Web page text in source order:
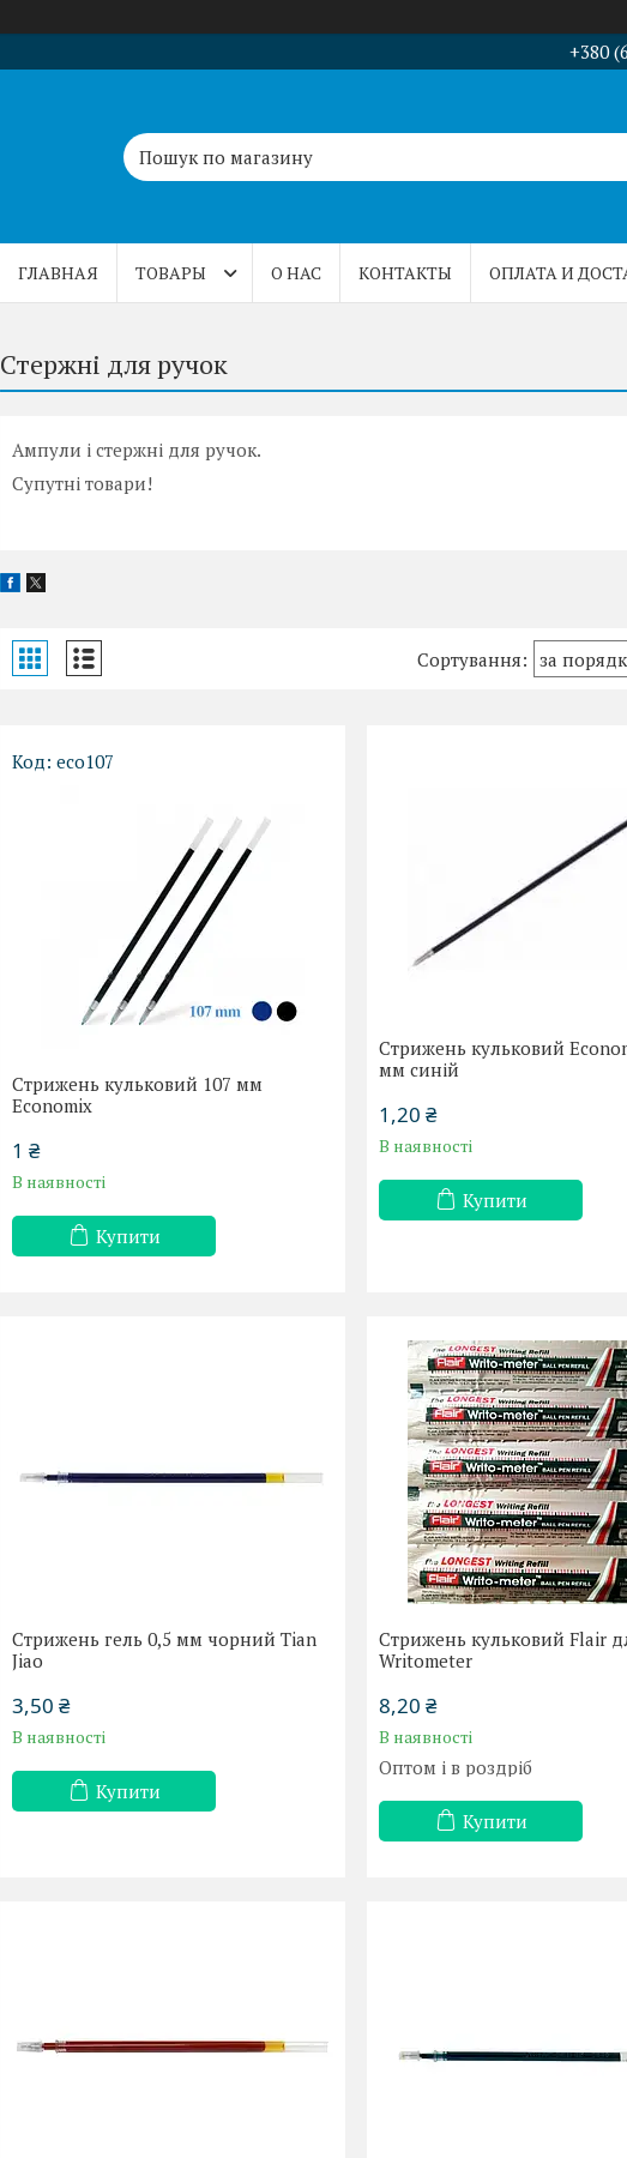
+380
ГЛАВНАЯ ТОВАРЫ О НАС КОНТАКТЫ ОПЛАТА И
Стержні для ручок
Ампули і стержні для ручок.
Супутні товари!
eco107
Стрижень кульковий 107 мм
Economix
1 ₴
В наявності
Купити
Стрижень кульковий
мм синій
1,20 ₴
В наявності
Купити
Стрижень гель 0,5 мм чорний Tian
Jiao
3,50 ₴
В наявності
Купити
Стрижень кульковий Flair
Writometer
8,20 ₴
В наявності
Оптом і в роздріб
Купити